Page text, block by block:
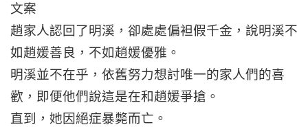
文案
趙家人認回了明溪，卻處處偏袒假千金，說明溪不
如趙媛善良，不如趙媛優雅。
明溪並不在乎，依舊努力想討唯一的家人們的喜
歡，即便他們說這是在和趙媛爭搶。
直到，她因絕症暴斃而亡。